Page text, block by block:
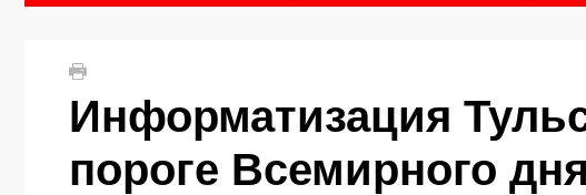
Информатизация
пороге Всемирного